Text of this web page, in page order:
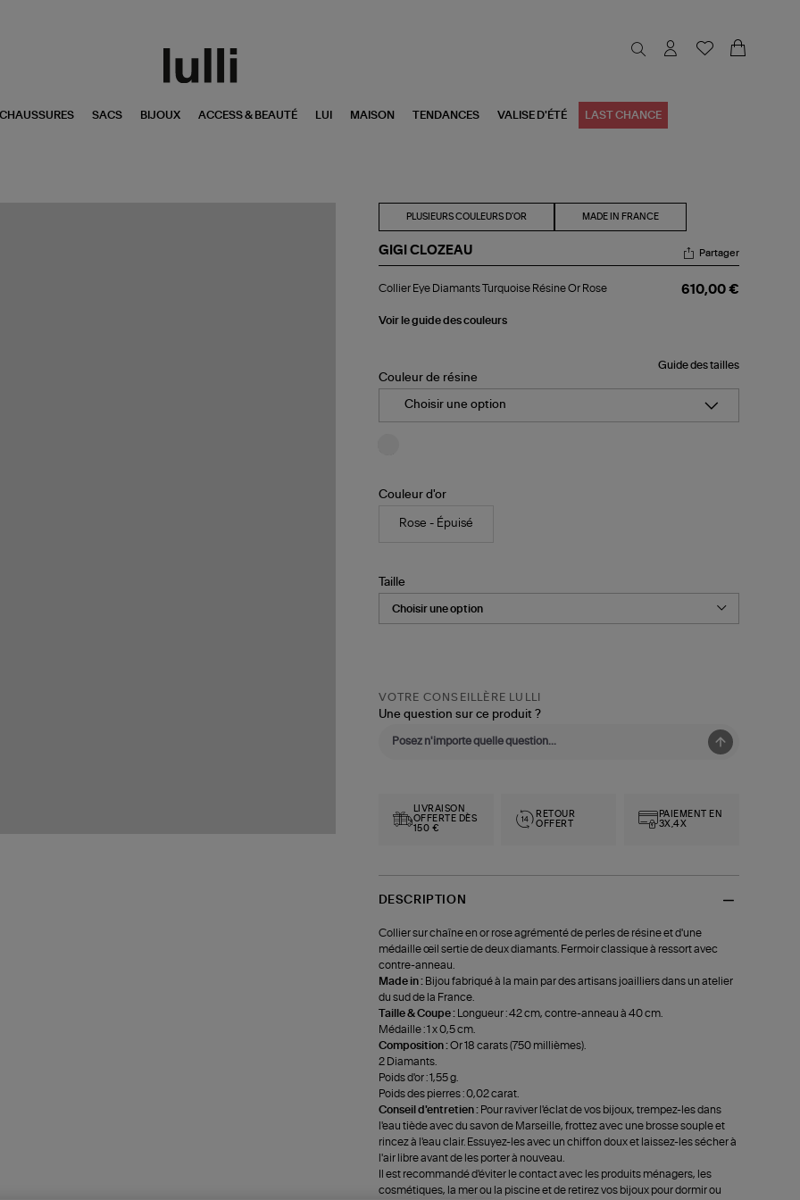
CHAUSSURES SACS BIJOUX ACCESS & BEAUTÉ LUI MAISON TENDANCES VALISE D'ÉTÉ LAST CHANCE
PLUSIEURS COULEURS D'OR MADE IN FRANCE
GIGI CLOZEAU
Eye
Turquoise
Partager
Collier Eye Diamants Turquoise Résine Or Rose 610,00 €
Voir le guide des couleurs
Guide des tailles
Couleur de résine
Choisir une option
Couleur d'or
Rose - Épuisé
Taille
VOTRE CONSEILLÈRE LULLI
Une question sur ce produit ?
LIVRAISON
OFFERTE DÈS
150 €
RETOUR
OFFERT
PAIEMENT EN
3X,4X
DESCRIPTION
Collier sur chaîne en or rose agrémenté de perles de résine et d'une
médaille œil sertie de deux diamants. Fermoir classique à ressort avec
contre-anneau.
Made in : Bijou fabriqué à la main par des artisans joailliers dans un atelier
du sud de la France.
Taille & Coupe :
Longueur : 42 cm, contre-anneau à 40 cm.
Médaille : 1 x 0,5 cm.
Composition :Or 18 carats (750 millièmes).
2 Diamants.
Poids d'or : 1,55 g.
Poids des pierres : 0,02 carat.
Conseil d'entretien : Pour raviver l'éclat de vos bijoux, trempez-les dans
l'eau tiède avec du savon de Marseille, frottez avec une brosse souple et
rincez à l'eau clair. Essuyez-les avec un chiffon doux et laissez-les sécher à
l'air libre avant de les porter à nouveau.
Il est recommandé d'éviter le contact avec les produits ménagers, les
cosmétiques, la mer ou la piscine et de retirez vos bijoux pour dormir ou